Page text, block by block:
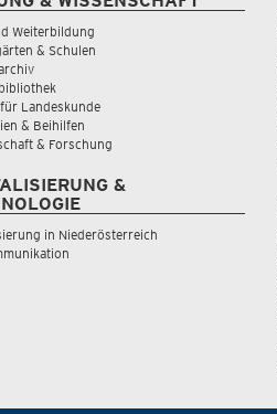
Weiterbildung
& Schulen
Landeskunde
& Beihilfen
& Forschung
&
in Niederösterreich